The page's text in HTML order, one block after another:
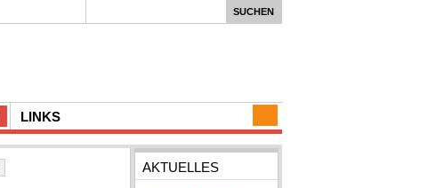
LINKS
AKTUELLES